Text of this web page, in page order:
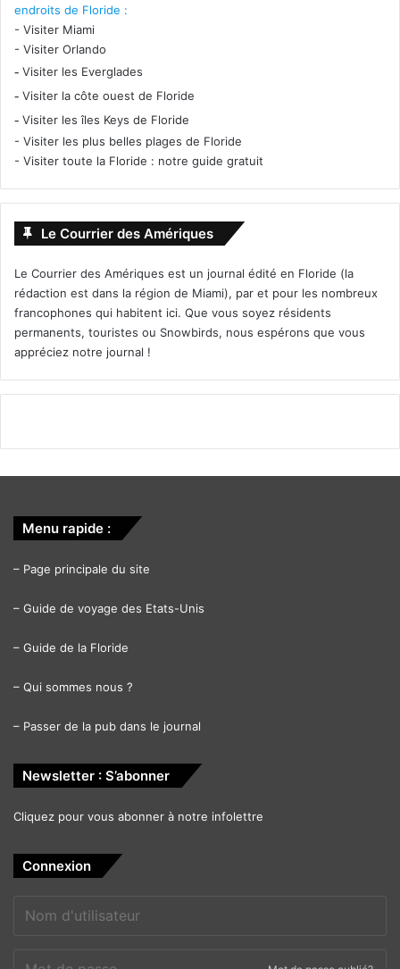
Nos (belles) photos récentes
de fresques à Wynwood :
Cliquez sur la première pour les voir en grand
endroits de Floride :
- Visiter Miami
- Visiter Orlando
- Visiter les Everglades
- Visiter la côte ouest de Floride
- Visiter les îles Keys de Floride
- Visiter les plus belles plages de Floride
- Visiter toute la Floride : notre guide gratuit
Le Courrier des Amériques
Le Courrier des Amériques est un journal édité en Floride (la
rédaction est dans la région de Miami), par et pour les nombreux
francophones qui habitent ici. Que vous soyez résidents
permanents, touristes ou Snowbirds, nous espérons que vous
appréciez notre journal !
Menu rapide :
– Page principale du site
– Guide de voyage des Etats-Unis
– Guide de la Floride
– Qui sommes nous ?
– Passer de la pub dans le journal
Newsletter : S’abonner
Cliquez pour vous abonner à notre infolettre
Connexion